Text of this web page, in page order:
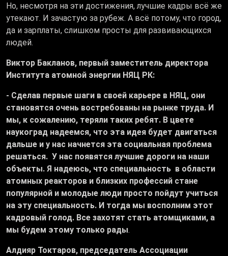
Но, несмотря на эти достижения, лучшие кадры всё же
утекают. И зачастую за рубеж. А всё потому, что город,
да и зарплаты, слишком просты для развивающихся
людей.
Виктор Бакланов, первый заместитель директора
Института атомной энергии НЯЦ РК:
- Сделав первые шаги в своей карьере в НЯЦ, они
становятся очень востребованы на рынке труда. И
мы, к сожалению, теряли таких ребят. В цвете
наукоград надеемся, что эта идея будет двигаться
дальше и у нас начнется эта социальная проблема
решаться. У нас появятся лучшие дороги на наши
объекты. Я надеюсь, что специальность в области
атомных реакторов и близких профессий стане
популярной и молодые люди просто пойдут учиться
на эту специальность. И тогда мы восполним этот
кадровый голод. Все захотят стать атомщиками, а
мы будем этому только рады.
Алдияр Токтаров, председатель Ассоциации